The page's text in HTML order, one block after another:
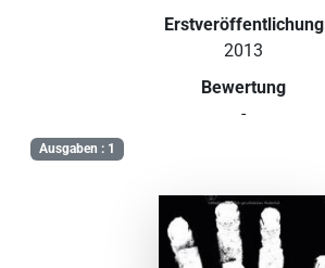
Erstveröffentlichung
2013
Bewertung
-
Ausgaben : 1